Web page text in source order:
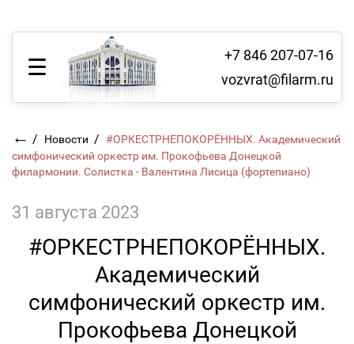
+7 846 207-07-16
vozvrat@filarm.ru
← / Новости / #ОРКЕСТРНЕПОКОРЁННЫХ. Академический
симфонический оркестр им. Прокофьева Донецкой
филармонии. Солистка - Валентина Лисица (фортепиано)
31 августа 2023
#ОРКЕСТРНЕПОКОРЁННЫХ.
Академический
симфонический оркестр им.
Прокофьева Донецкой